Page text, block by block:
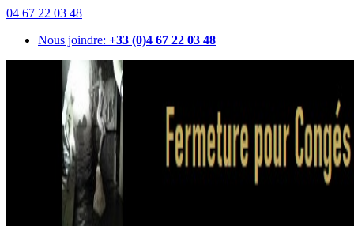
04 67 22 03 48
Nous joindre: +33 (0)4 67 22 03 48